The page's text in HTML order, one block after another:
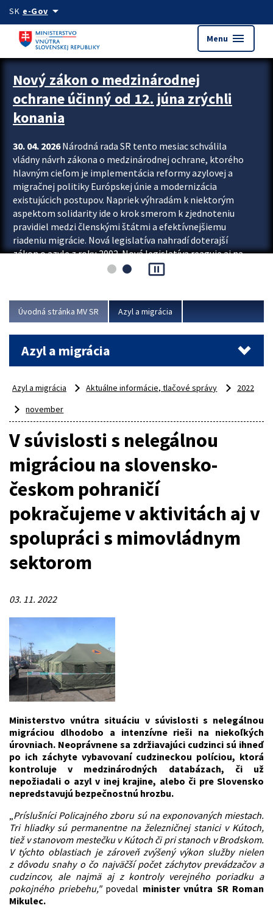
Preskocit na hlavný obsah
SK e-Govarrow_drop_down
Menu menu
Zastavit automatický posun upútavok
Nový zákon o medzinárodnej
ochrane účinný od 12. júna zrýchli
konania
30. 04. 2026Národná rada SR tento mesiac schválila
vládny návrh zákona o medzinárodnej ochrane, ktorého
hlavným cieľom je implementácia reformy azylovej a
migračnej politiky Európskej únie a modernizácia
existujúcich postupov. Napriek výhradám k niektorým
aspektom solidarity ide o krok smerom k zjednoteniu
pravidiel medzi členskými štátmi a efektívnejšiemu
riadeniu migrácie. Nová legislatíva nahradí doterajší
zákon o azyle z roku 2002. Nová legislatíva reaguje aj na
vývoj posledného desaťročia, počas...
pause_presentation
Úvodná stránka MV SR Azyl a migrácia
Azyl a migrácia
Azyl a migrácia Aktuálne informácie, tlačové správy
2022
november
V súvislosti s nelegálnou
migráciou na slovensko-
českom pohraničí
pokračujeme v aktivitách aj v
spolupráci s mimovládnym
sektorom
03. 11. 2022
Ministerstvo vnútra situáciu v súvislosti s nelegálnou
migráciou dlhodobo a intenzívne rieši na niekoľkých
úrovniach. Neoprávnene sa zdržiavajúci cudzinci sú ihneď
po ich záchyte vybavovaní cudzineckou políciou, ktorá
kontroluje v medzinárodných databázach, či už
nepožiadali o azyl v inej krajine, alebo či pre Slovensko
nepredstavujú bezpečnostnú hrozbu.
„Príslušníci Policajného zboru sú na exponovaných miestach.
Tri hliadky sú permanentne na železničnej stanici v Kútoch,
tiež v stanovom mestečku v Kútoch či pri stanoch v Brodskom.
V týchto oblastiach je zároveň zvýšený výkon služby nielen
z dôvodu snahy o čo najväčší počet záchytov prevádzačov a
cudzincov, ale najmä aj z kontroly verejného poriadku a
pokojného priebehu," povedal minister vnútra SR Roman
Mikulec.